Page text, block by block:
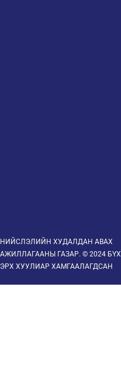
НИЙСЛЭЛИЙН ХУДАЛДАН АВАХ
АЖИЛЛАГААНЫ ГАЗАР. © 2024 БҮХ
ЭРХ ХУУЛИАР ХАМГААЛАГДСАН